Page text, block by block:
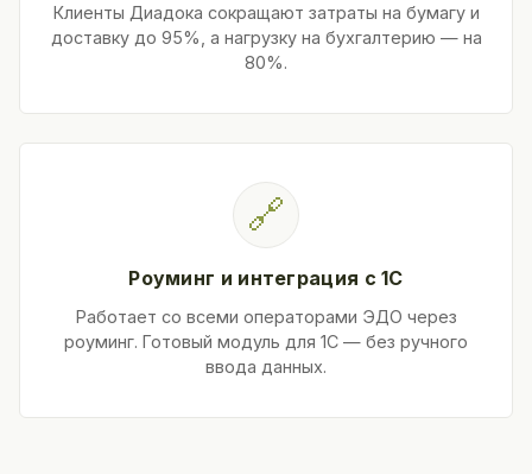
Клиенты Диадока сокращают затраты на бумагу и
доставку до 95%, а нагрузку на бухгалтерию — на
80%.
🔗
Роуминг и интеграция с 1С
Работает со всеми операторами ЭДО через
роуминг. Готовый модуль для 1С — без ручного
ввода данных.